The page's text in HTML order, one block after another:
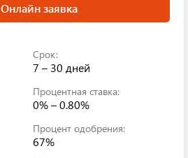
Онлайн заявка
Срок:
7 – 30 дней
Процентная ставка:
0% – 0.80%
Процент одобрения:
67%